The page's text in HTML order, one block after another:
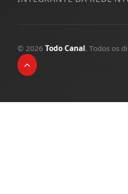
© 2026 Todo Canal. Todos os